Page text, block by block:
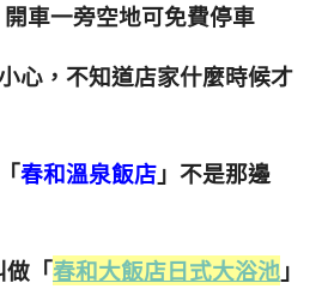
車一旁空地可免費停車
心，不知道店家什麼時候才
春和溫泉飯店 」不是那邊
「春和大飯店日式大浴池 」